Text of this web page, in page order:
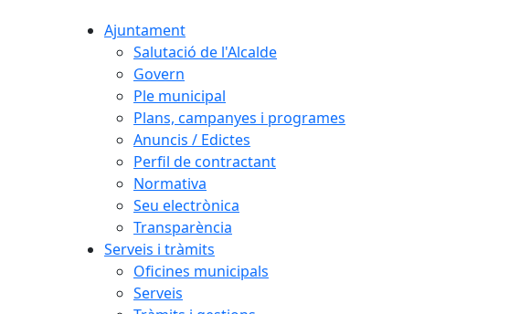
Ajuntament
Salutació de l'Alcalde
Govern
Ple municipal
Plans, campanyes i programes
Anuncis / Edictes
Perfil de contractant
Normativa
Seu electrònica
Transparència
Serveis i tràmits
Oficines municipals
Serveis